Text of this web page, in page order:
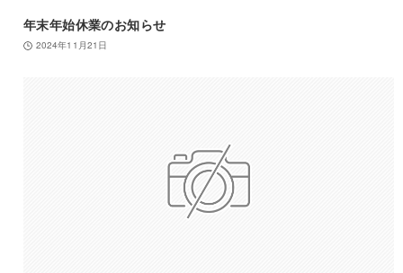
年末年始休業のお知らせ
2024年11月21日